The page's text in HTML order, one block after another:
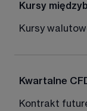
Kursy
Kursy
Kwartalne
Kontrakt